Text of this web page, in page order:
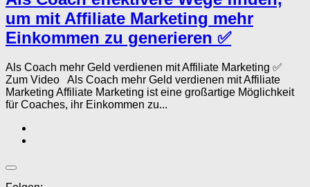
um mit Affiliate Marketing mehr
Einkommen zu generieren ✅
Als Coach mehr Geld verdienen mit Affiliate Marketing ✅
Zum Video Als Coach mehr Geld verdienen mit Affiliate
Marketing Affiliate Marketing ist eine großartige Möglichkeit
für Coaches, ihr Einkommen zu...